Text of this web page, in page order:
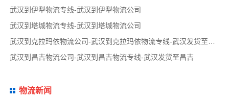
武汉到伊犁物流专线-武汉到伊犁物流公司
武汉到塔城物流专线-武汉到塔城物流公司
武汉到昌吉物流公司-武汉到昌吉物流专线-武汉发货至昌吉
物流新闻